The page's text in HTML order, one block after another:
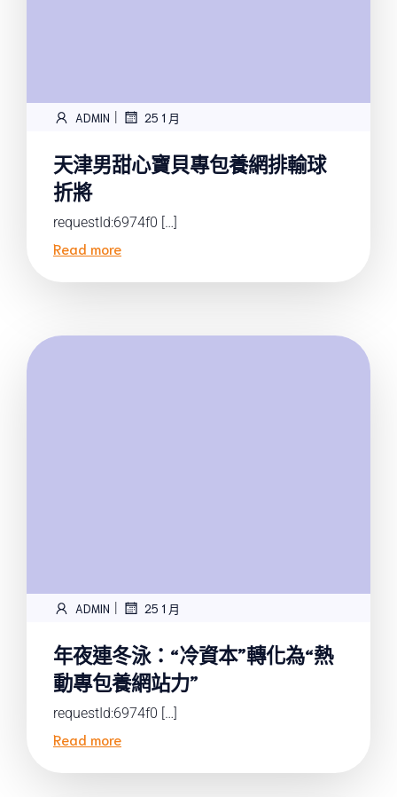
ADMIN | 25 1 月
天津男甜心寶貝專包養網排輸球
折將
requestId:6974f0 […]
Read more
ADMIN | 25 1 月
年夜連冬泳：“冷資本”轉化為“熱
動專包養網站力”
requestId:6974f0 […]
Read more